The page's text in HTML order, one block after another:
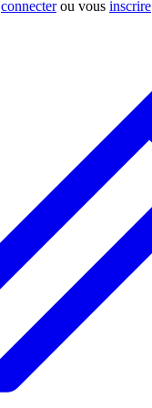
connecterou vous inscrire